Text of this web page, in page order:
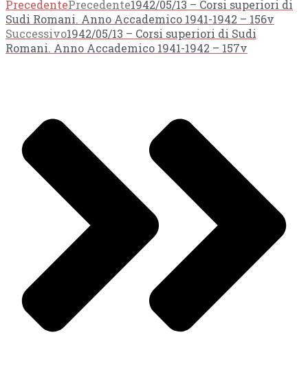
PrecedentePrecedente1942/05/13 – Corsi superiori di
Sudi Romani. Anno Accademico 1941-1942 – 156v
Successivo1942/05/13 – Corsi superiori di Sudi
Romani. Anno Accademico 1941-1942 – 157v